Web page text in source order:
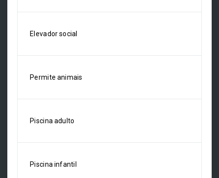
Elevador social
Permite animais
Piscina adulto
Piscina infantil